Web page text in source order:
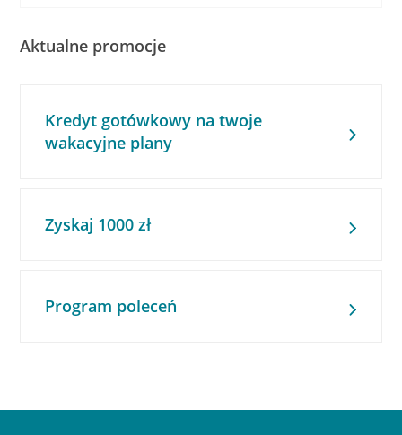
Aktualne promocje
Kredyt gotówkowy na twoje
wakacyjne plany
Zyskaj 1000 zł
Program poleceń